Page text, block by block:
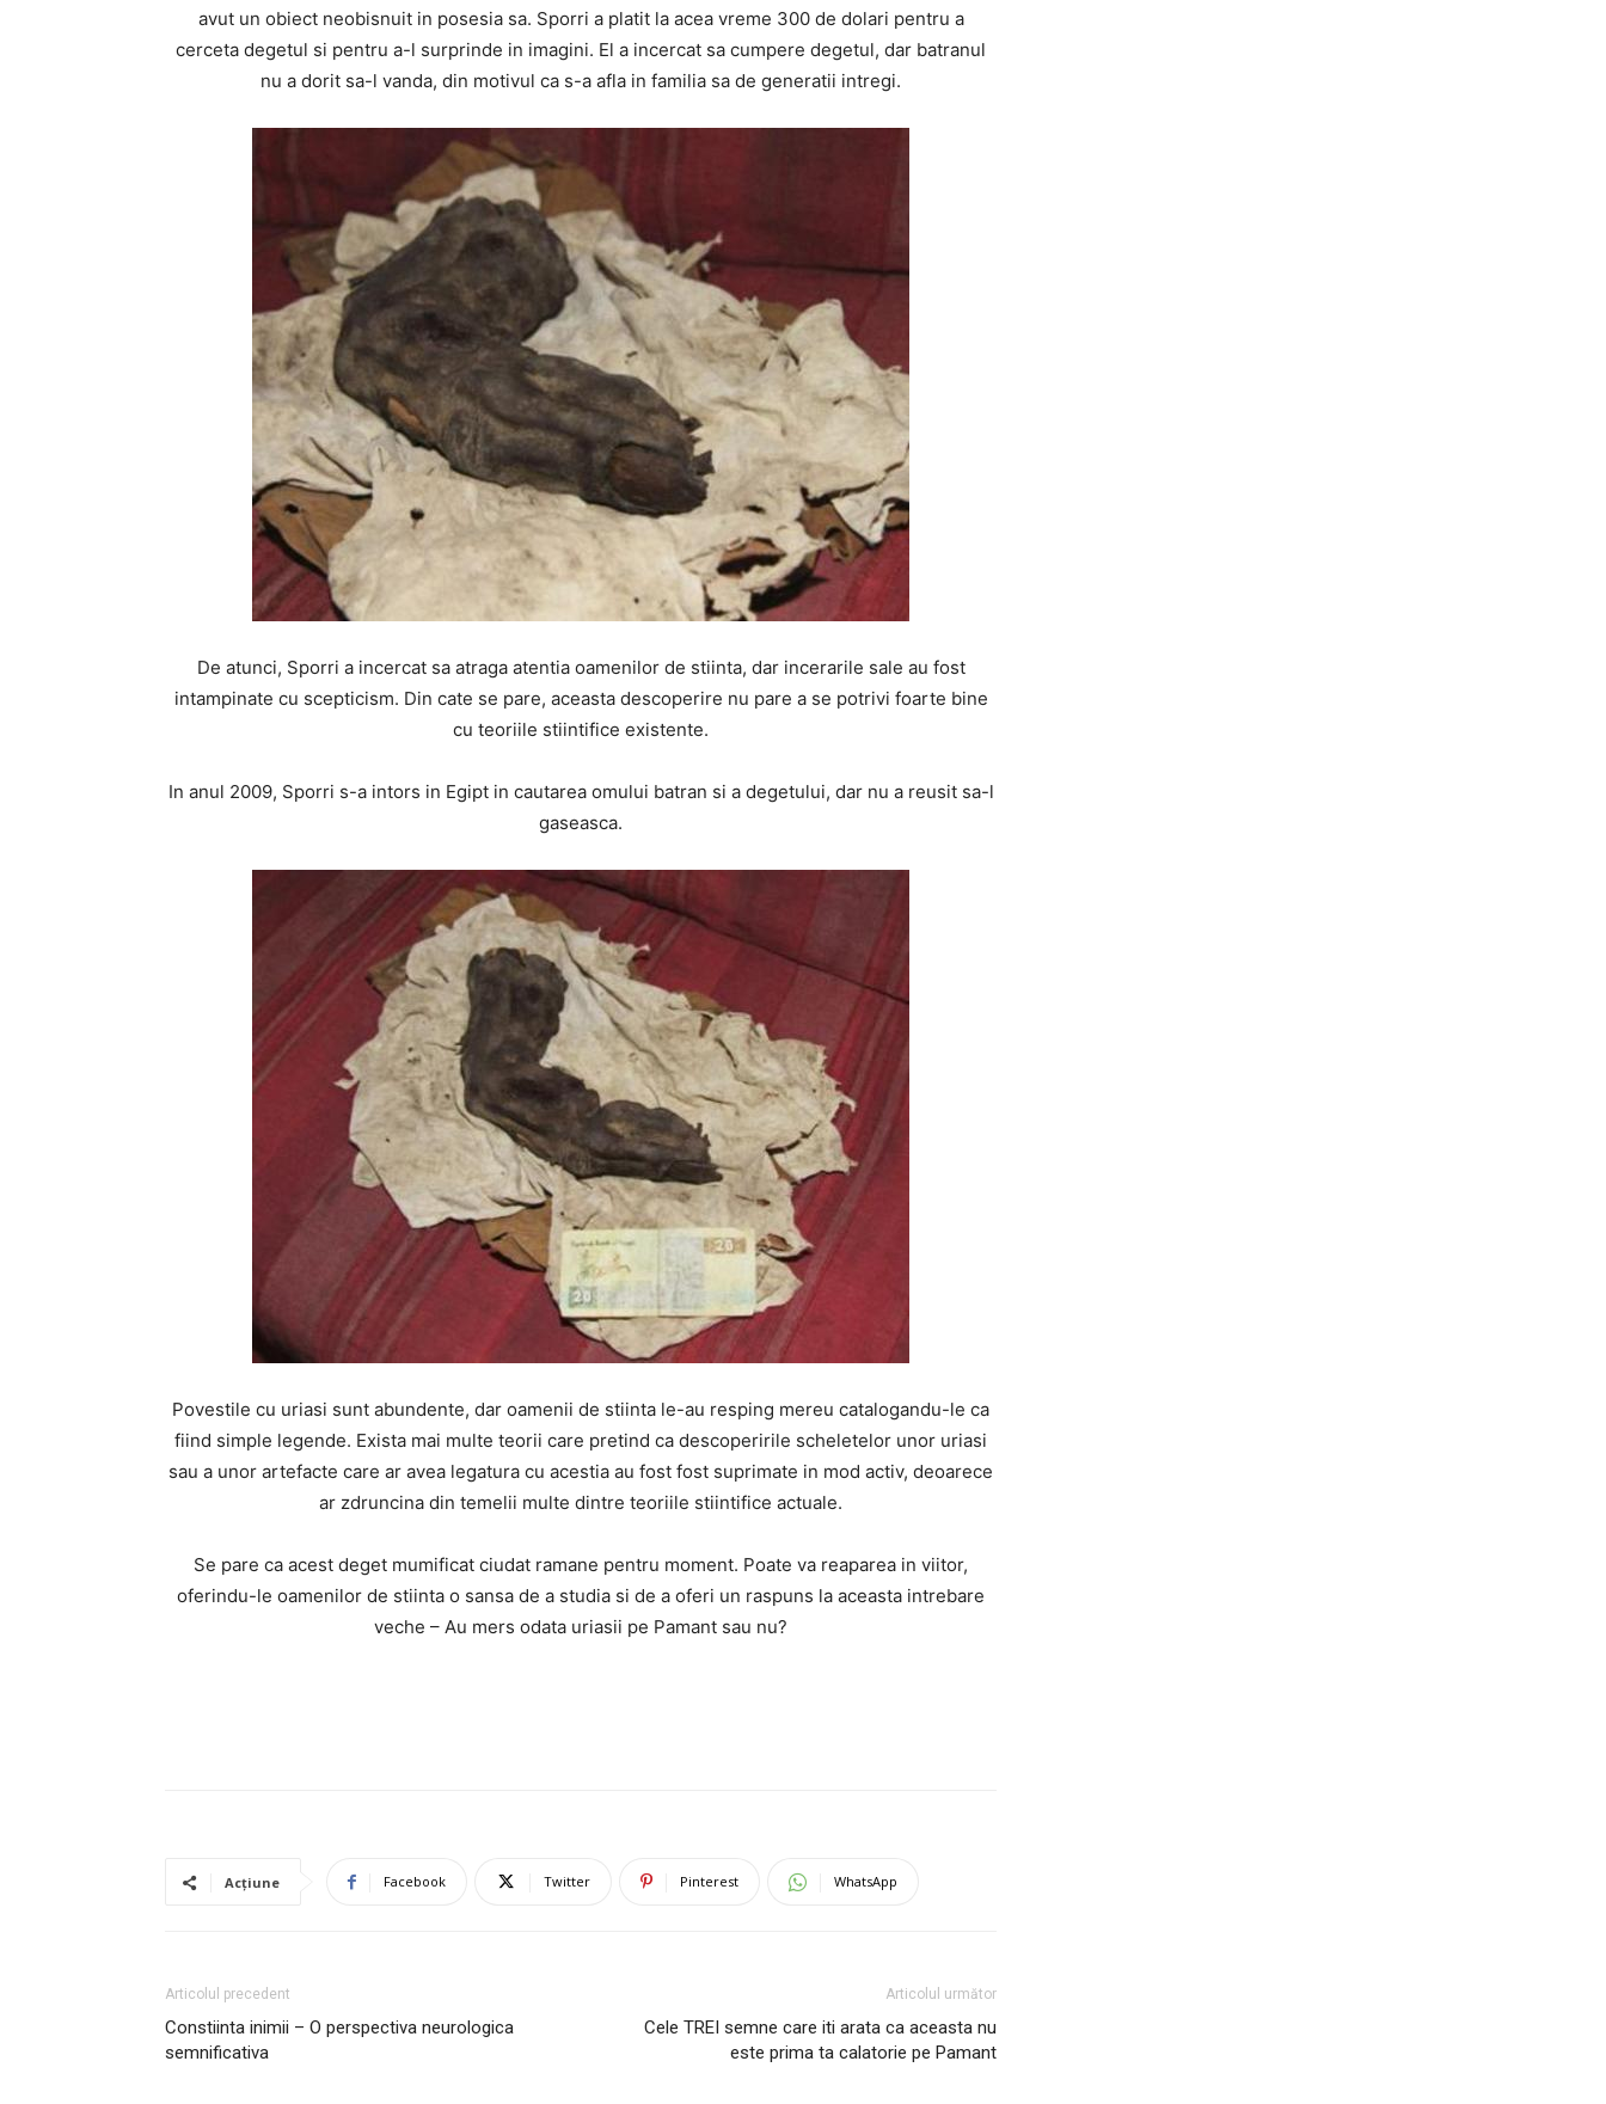
avut un obiect neobisnuit in posesia sa. Sporri a platit la acea vreme 300 de dolari pentru a
cerceta degetul si pentru a-l surprinde in imagini. El a incercat sa cumpere degetul, dar batranul
nu a dorit sa-l vanda, din motivul ca s-a afla in familia sa de generatii intregi.
De atunci, Sporri a incercat sa atraga atentia oamenilor de stiinta, dar incerarile sale au fost
intampinate cu scepticism. Din cate se pare, aceasta descoperire nu pare a se potrivi foarte bine
cu teoriile stiintifice existente.
In anul 2009, Sporri s-a intors in Egipt in cautarea omului batran si a degetului, dar nu a reusit sa-l
gaseasca.
Povestile cu uriasi sunt abundente, dar oamenii de stiinta le-au resping mereu catalogandu-le ca
fiind simple legende. Exista mai multe teorii care pretind ca descoperirile scheletelor unor uriasi
sau a unor artefacte care ar avea legatura cu acestia au fost fost suprimate in mod activ, deoarece
ar zdruncina din temelii multe dintre teoriile stiintifice actuale.
Se pare ca acest deget mumificat ciudat ramane pentru moment. Poate va reaparea in viitor,
oferindu-le oamenilor de stiinta o sansa de a studia si de a oferi un raspuns la aceasta intrebare
veche – Au mers odata uriasii pe Pamant sau nu?
Acțiune Facebook Twitter Pinterest WhatsApp
Articolul precedent
Constiinta inimii – O perspectiva neurologica
semnificativa
Articolul următor
Cele TREI semne care iti arata ca aceasta nu
este prima ta calatorie pe Pamant